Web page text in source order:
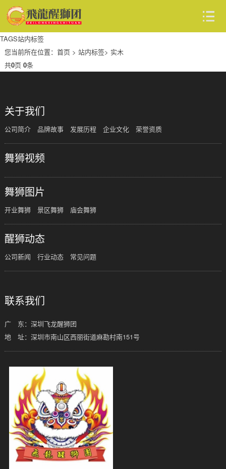
TAGS站内标签
您当前所在位置： 首页> 站内标签> 实木
共0页 0条
关于我们
公司简介 品牌故事 发展历程 企业文化 荣誉资质
舞狮视频
舞狮图片
开业舞狮 景区舞狮 庙会舞狮
醒狮动态
公司新闻 行业动态 常见问题
联系我们
广 东：深圳飞龙醒狮团
地 址：深圳市南山区西丽街道麻勘村南151号